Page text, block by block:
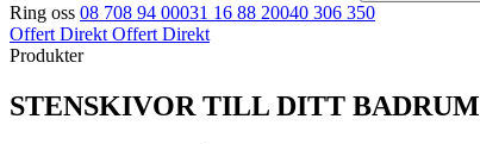
Ring oss 08 708 94 00031 16 88 20040 306 350
Offert Direkt Offert Direkt
Produkter
STENSKIVOR TILL DITT